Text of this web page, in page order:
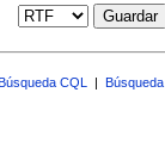
Guardar
Búsqueda CQL